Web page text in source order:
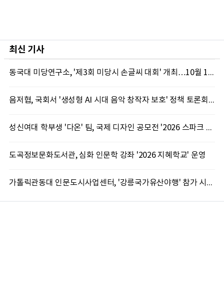
최신 기사
동국대 미당연구소, '제3회 미당시 손글씨 대회' 개최…10월 12일까지 접수
음저협, 국회서 '생성형 AI 시대 음악 창작자 보호' 정책 토론회 10일 개최
성신여대 학부생 '다온' 팀, 국제 디자인 공모전 '2026 스파크 어워드' 동상 수상
도곡정보문화도서관, 심화 인문학 강좌 '2026 지혜학교' 운영
가톨릭관동대 인문도시사업센터, '강릉국가유산야행' 참가 시민 15명 모집